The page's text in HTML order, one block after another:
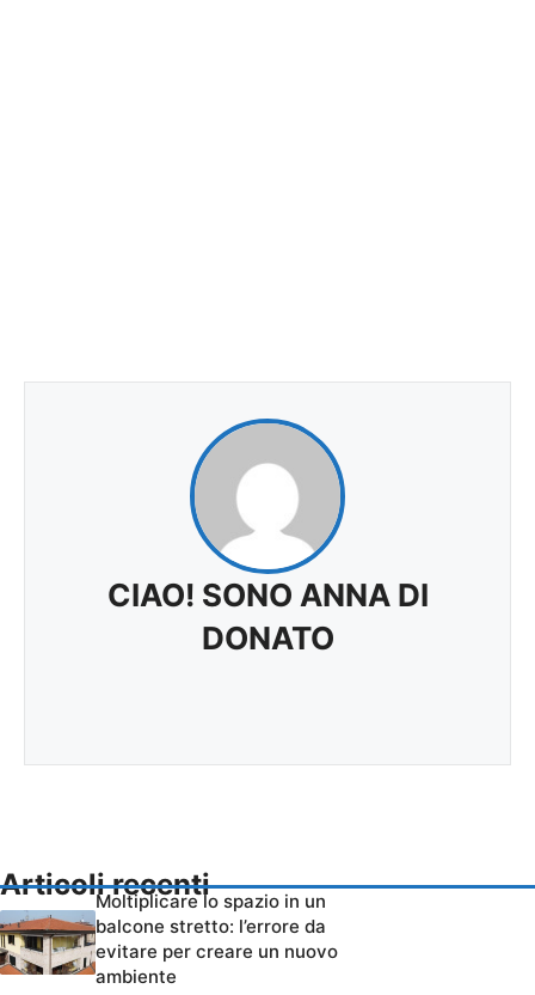
CIAO! SONO ANNA DI
DONATO
Articoli recenti
Moltiplicare lo spazio in un
balcone stretto: l’errore da
evitare per creare un nuovo
ambiente